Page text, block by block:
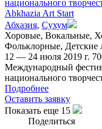
национального
Abkhazia Art Start
Абхазия, Сухум
Хоровые, Вокальные,
Фольклорные, Детские
12 — 24 июля 2019 г.
Международный
национального
Подробнее
Оставить заявку
Показать еще 15
Поделиться